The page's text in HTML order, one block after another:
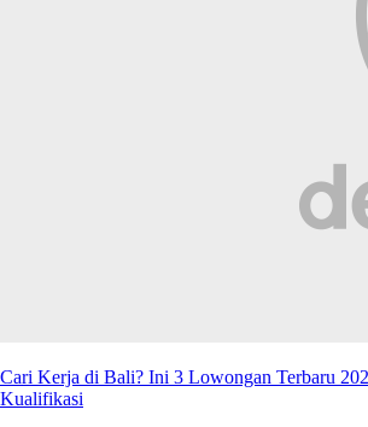
Cari Kerja di Bali? Ini 3 Lowongan Terbaru
Kualifikasi